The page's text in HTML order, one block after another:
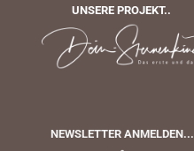
UNSERE PROJEKT..
NEWSLETTER ANMELDEN...